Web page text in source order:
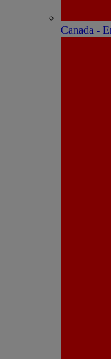
Canada -